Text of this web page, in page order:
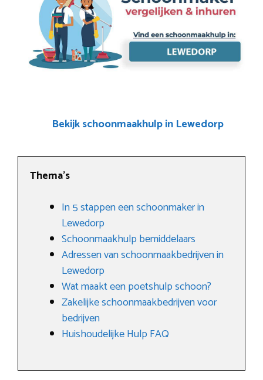
Bekijk schoonmaakhulp in Lewedorp
Thema’s
In 5 stappen een schoonmaker in
Lewedorp
Schoonmaakhulp bemiddelaars
Adressen van schoonmaakbedrijven in
Lewedorp
Wat maakt een poetshulp schoon?
Zakelijke schoonmaakbedrijven voor
bedrijven
Huishoudelijke Hulp FAQ